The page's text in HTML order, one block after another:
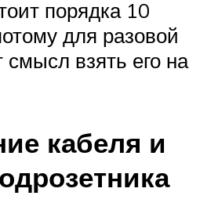
порядка 10
для разовой
взять его на
кабеля и